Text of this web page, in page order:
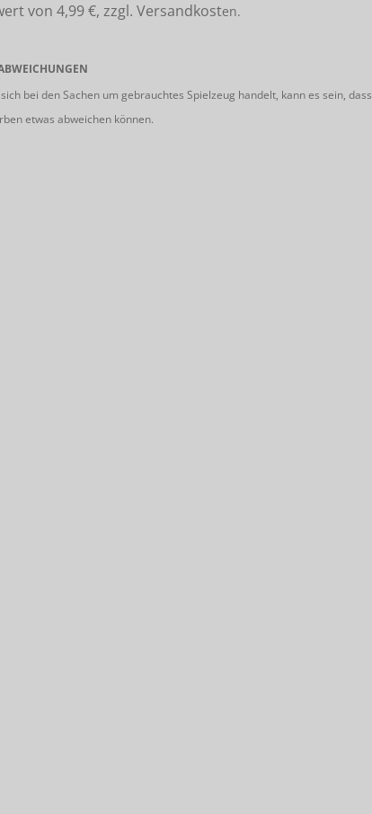
von 4,99 €, zzgl. Versandkosten.
bei den Sachen um gebrauchtes Spielzeug handelt, kann es sein, dass
etwas abweichen können.